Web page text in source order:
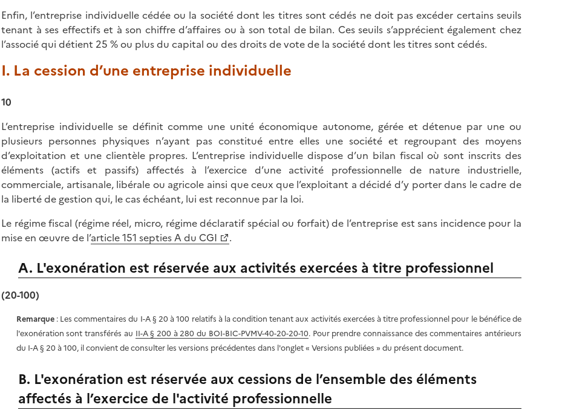
Enfin, l’entreprise individuelle cédée ou la société dont les titres sont cédés ne doit pas excéder certains seuils
tenant à ses effectifs et à son chiffre d’affaires ou à son total de bilan. Ces seuils s’apprécient également chez
l’associé qui détient 25 % ou plus du capital ou des droits de vote de la société dont les titres sont cédés.
I. La cession d’une entreprise individuelle
10
L’entreprise individuelle se définit comme une unité économique autonome, gérée et détenue par une ou
plusieurs personnes physiques n’ayant pas constitué entre elles une société et regroupant des moyens
d’exploitation et une clientèle propres. L’entreprise individuelle dispose d’un bilan fiscal où sont inscrits des
éléments (actifs et passifs) affectés à l’exercice d’une activité professionnelle de nature industrielle,
commerciale, artisanale, libérale ou agricole ainsi que ceux que l’exploitant a décidé d’y porter dans le cadre de
la liberté de gestion qui, le cas échéant, lui est reconnue par la loi.
Le régime fiscal (régime réel, micro, régime déclaratif spécial ou forfait) de l’entreprise est sans incidence pour la
mise en œuvre de l’article 151 septies A du CGI .
A. L'exonération est réservée aux activités exercées à titre professionnel
(20-100)
Remarque: Les commentaires du I-A § 20 à 100 relatifs à la condition tenant aux activités exercées à titre professionnel pour le bénéfice de
l'exonération sont transférés au II-A § 200 à 280 du BOI-BIC-PVMV-40-20-20-10. Pour prendre connaissance des commentaires antérieurs
du I-A § 20 à 100, il convient de consulter les versions précédentes dans l'onglet « Versions publiées » du présent document.
B. L'exonération est réservée aux cessions de l’ensemble des éléments
affectés à l’exercice de l'activité professionnelle